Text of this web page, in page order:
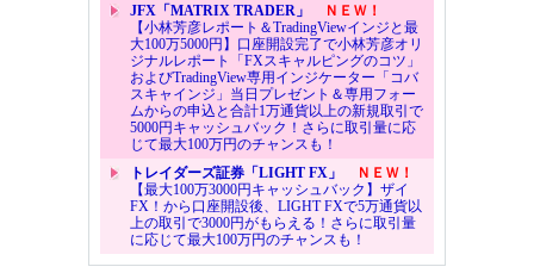
JFX「MATRIX TRADER」
ＮＥＷ！
【小林芳彦レポート＆TradingViewインジと最
大100万5000円】口座開設完了で小林芳彦オリ
ジナルレポート「FXスキャルピングのコツ」
およびTradingView専用インジケーター「コバ
スキャインジ」当日プレゼント＆専用フォー
ムからの申込と合計1万通貨以上の新規取引で
5000円キャッシュバック！さらに取引量に応
じて最大100万円のチャンスも！
トレイダーズ証券「LIGHT FX」
ＮＥＷ！
【最大100万3000円キャッシュバック】ザイ
FX！から口座開設後、LIGHT FXで5万通貨以
上の取引で3000円がもらえる！さらに取引量
に応じて最大100万円のチャンスも！